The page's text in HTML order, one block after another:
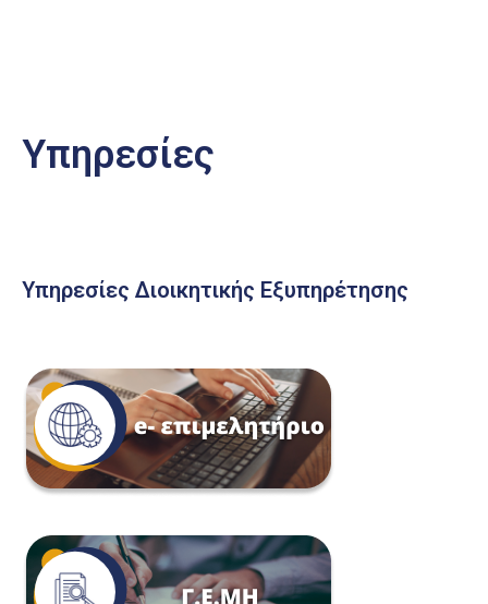
Υπηρεσίες
Υπηρεσίες Διοικητικής Εξυπηρέτησης